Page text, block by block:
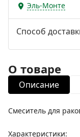
Эль-Монте
Способ
О товаре
Описание
Смеситель для
Характеристики: